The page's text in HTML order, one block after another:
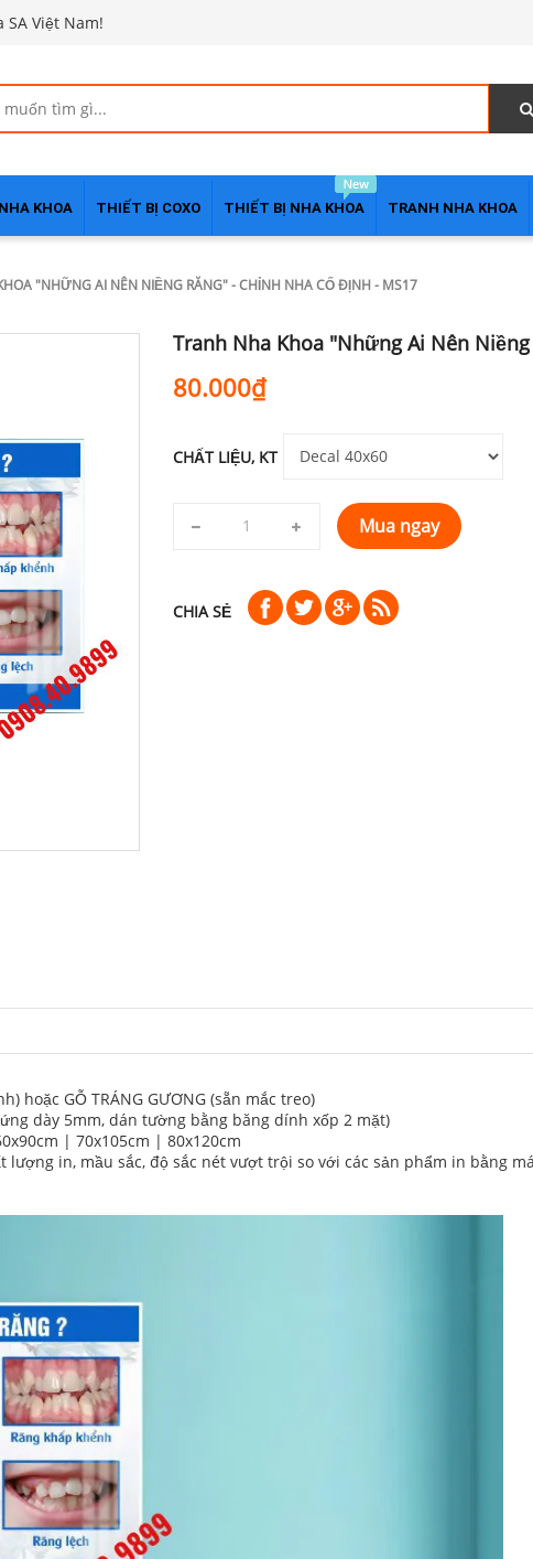
Việt Nam!
KHOA THIẾT BỊ COXO THIẾT BỊ NHA KHOA TRANH NHA KHOA
"NHỮNG AI NÊN NIỀNG RĂNG" - CHỈNH NHA CỐ ĐỊNH - MS17
Tranh Nha Khoa "Những Ai Nên
80.000₫
CHẤT LIỆU, KT
Mua ngay
CHIA SẺ
hoặc GỖ TRÁNG GƯƠNG (sẵn mắc treo)
dày 5mm, dán tường bằng băng dính xốp 2 mặt)
| 70x105cm | 80x120cm
in, mầu sắc, độ sắc nét vượt trội so với các sản phẩm in bằng